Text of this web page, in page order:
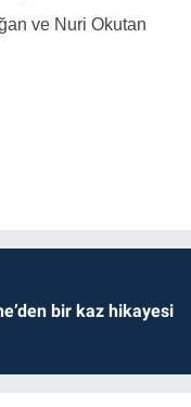
ve Nuri Okutan
bir kaz hikayesi